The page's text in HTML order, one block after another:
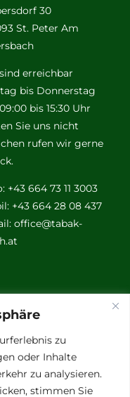
zu
oder Inhalte
zu analysieren.
stimmen Sie
30
St. Peter Am
erreichbar
bis Donnerstag
bis 15:30 Uhr
Sie uns nicht
rufen wir gerne
+43 664 73 11 3003
+43 664 28 08 437
office@tabak-